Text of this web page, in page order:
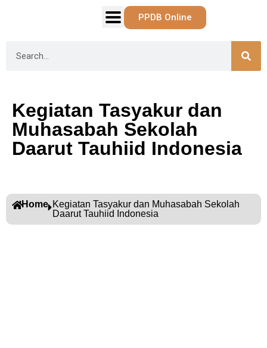
PPDB Online
Kegiatan Tasyakur dan
Muhasabah Sekolah
Daarut Tauhiid Indonesia
Home Kegiatan Tasyakur dan Muhasabah Sekolah
Daarut Tauhiid Indonesia